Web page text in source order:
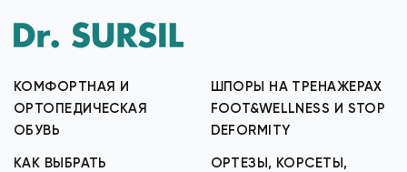
КОМФОРТНАЯ И
ОРТОПЕДИЧЕСКАЯ
ОБУВЬ
КАК ВЫБРАТЬ
ШПОРЫ НА ТРЕНАЖЕРАХ
FOOT&WELLNESS И STOP
DEFORMITY
ОРТЕЗЫ, КОРСЕТЫ,